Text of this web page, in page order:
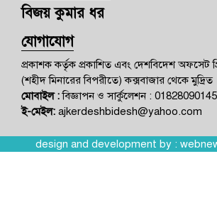
বিজয় কুমার ধর
যোগাযোগ
প্রকাশক কর্তৃক প্রকাশিত এবং দেশবিদেশ অফসেট
(শহীদ মিনারের বিপরীতে) কক্সবাজার থেকে মুদ্রিত
মোবাইল :বিজ্ঞাপন ও সার্কুলেশন :
ই-মেইল: ajkerdeshbidesh@yahoo.com
design and development by :